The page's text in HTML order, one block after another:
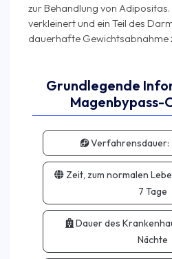
zur Behandlung von
verkleinert und ein Teil des
Grundlegende
Magenbypass-
Verfahrensdauer:
Zeit, zum normalen
7 Tage
Dauer des
Nächte